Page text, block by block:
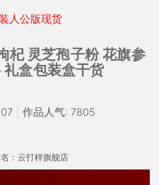
人公版现货
杞 灵芝孢子粉 花旗参
盒包装盒干货
作品人气: 7805
：云打样旗舰店